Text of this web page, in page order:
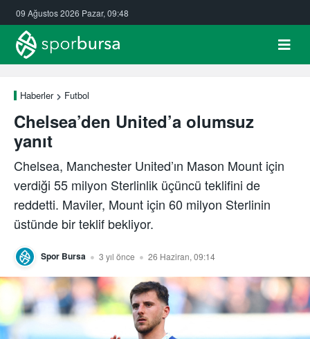
09 Ağustos 2026 Pazar, 09:48
Haberler Futbol
Chelsea’den United’a olumsuz
yanıt
Chelsea, Manchester United’ın Mason Mount için
verdiği 55 milyon Sterlinlik üçüncü teklifini de
reddetti. Maviler, Mount için 60 milyon Sterlinin
üstünde bir teklif bekliyor.
Spor Bursa 3 yıl önce 26 Haziran, 09:14